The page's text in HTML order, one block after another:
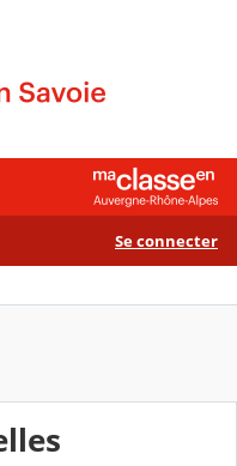
Se connecter